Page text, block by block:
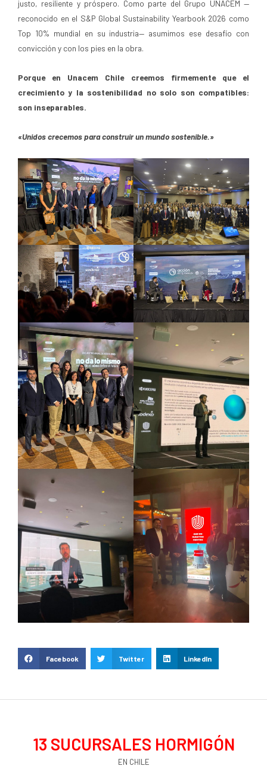
justo, resiliente y próspero. Como parte del Grupo UNACEM —
reconocido en el S&P Global Sustainability Yearbook 2026 como
Top 10% mundial en su industria— asumimos ese desafío con
convicción y con los pies en la obra.
Porque en Unacem Chile creemos firmemente que el
crecimiento y la sostenibilidad no solo son compatibles:
son inseparables.
«Unidos crecemos para construir un mundo sostenible.»
Facebook Twitter LinkedIn
EN CHILE
13 SUCURSALES HORMIGÓN